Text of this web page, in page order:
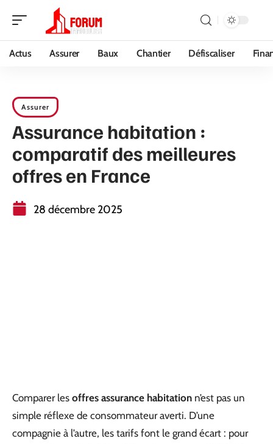
Actus Assurer Baux Chantier Défiscaliser
Assurer
Assurance habitation :
comparatif des meilleures
offres en France
28 décembre 2025
Comparer les offres assurance habitation n’est pas un
simple réflexe de consommateur averti. D’une
compagnie à l’autre, les tarifs font le grand écart : pour